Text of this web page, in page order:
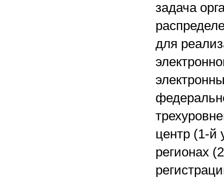
задача
для
центр (1-й
регионах